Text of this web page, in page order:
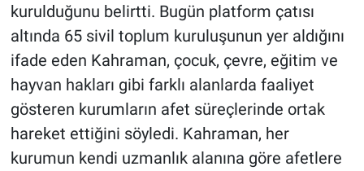
kurulduğunu belirtti. Bugün platform çatısı
altında 65 sivil toplum kuruluşunun yer aldığını
ifade eden Kahraman, çocuk, çevre, eğitim ve
hayvan hakları gibi farklı alanlarda faaliyet
gösteren kurumların afet süreçlerinde ortak
hareket ettiğini söyledi. Kahraman, her
kurumun kendi uzmanlık alanına göre afetlere